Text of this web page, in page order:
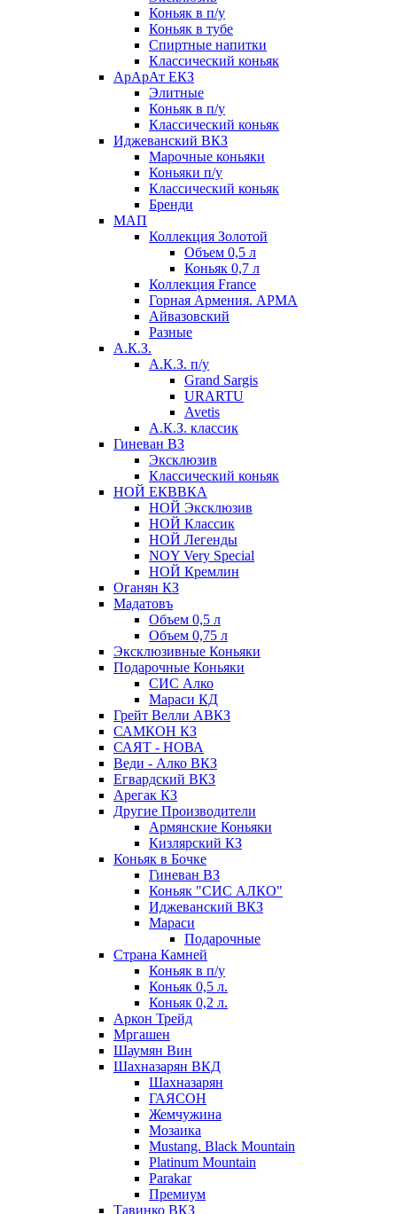
Коньяк в п/у
Коньяк в тубе
Спиртные напитки
Классический коньяк
АрАрАт ЕКЗ
Элитные
Коньяк в п/у
Классический коньяк
Иджеванский ВКЗ
Марочные коньяки
Коньяки п/у
Классический коньяк
Бренди
МАП
Коллекция Золотой
Объем 0,5 л
Коньяк 0,7 л
Коллекция France
Горная Армения. АРМА
Айвазовский
Разные
А.К.З.
А.К.З. п/у
Grand Sargis
URARTU
Avetis
А.К.З. классик
Гиневан ВЗ
Эксклюзив
Классический коньяк
НОЙ ЕКВВКА
НОЙ Эксклюзив
НОЙ Классик
НОЙ Легенды
NOY Very Speсial
НОЙ Кремлин
Оганян КЗ
Мадатовъ
Объем 0,5 л
Объем 0,75 л
Эксклюзивные Коньяки
Подарочные Коньяки
СИС Алко
Мараси КД
Грейт Велли АВКЗ
САМКОН КЗ
САЯТ - НОВА
Веди - Алко ВКЗ
Егвардский ВКЗ
Арегак КЗ
Другие Производители
Армянские Коньяки
Кизлярский КЗ
Коньяк в Бочке
Гиневан ВЗ
Коньяк "СИС АЛКО"
Иджеванский ВКЗ
Мараси
Подарочные
Страна Камней
Коньяк в п/у
Коньяк 0,5 л.
Коньяк 0,2 л.
Аркон Трейд
Мргашен
Шаумян Вин
Шахназарян ВКД
Шахназарян
ГАЯСОН
Жемчужина
Мозаика
Mustang. Black Mountain
Platinum Mountain
Parakar
Премиум
Тавинко ВКЗ